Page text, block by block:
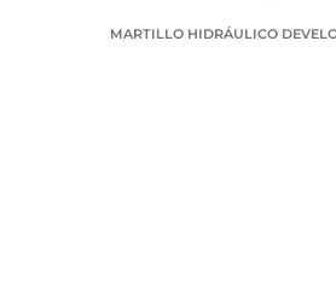
MARTILLO HIDRÁULICO